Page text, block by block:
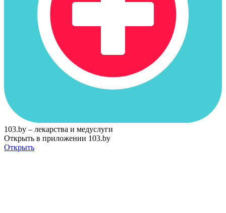
103.by – лекарства и медуслуги
Открыть в приложении 103.by
Открыть